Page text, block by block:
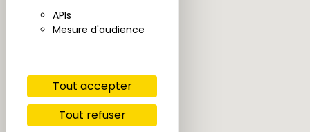
APIs
Mesure d'audience
Tout accepter
Tout refuser